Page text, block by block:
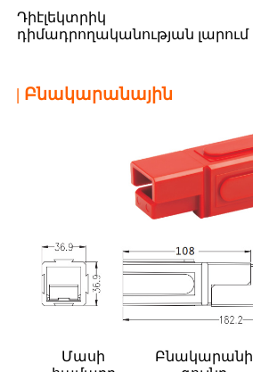
Դիէլեկտրիկ
դիմադրողականության լարում
| Բնակարանային
Մասի
Բնակարանի